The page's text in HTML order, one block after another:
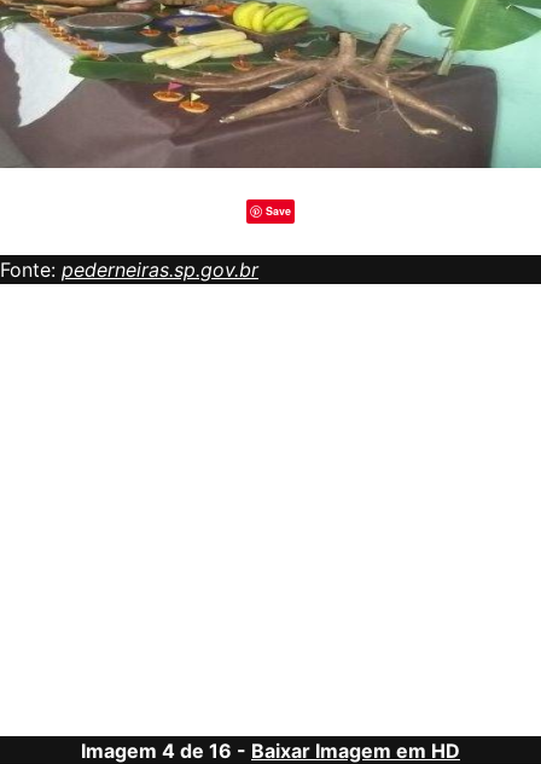
Save
Fonte: pederneiras.sp.gov.br
Imagem 4 de 16 - Baixar Imagem em HD